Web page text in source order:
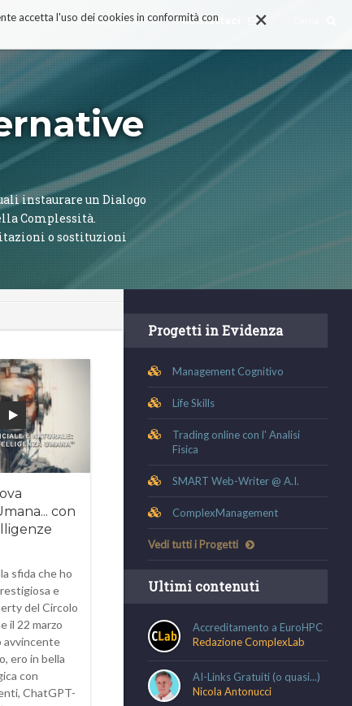
Contattaci
Autenticazione ×
accetta l'uso dei cookies in conformità con
instaurare un Dialogo
Complessità.
o sostituzioni
con
sfida che ho
e
del Circolo
il 22 marzo
avvincente
ero in bella
con
ChatGPT-
Progetti in Evidenza
Management Cognitivo
Life Skills
Trading online con l' Analisi
Fisica
SMART Web-Writer @ A.I.
ComplexManagement
Vedi tutti i Progetti
Ultimi contenuti
Accreditamento a EuroHPC
Redazione ComplexLab
AI-Links Gratuiti (o quasi...)
Nicola Antonucci